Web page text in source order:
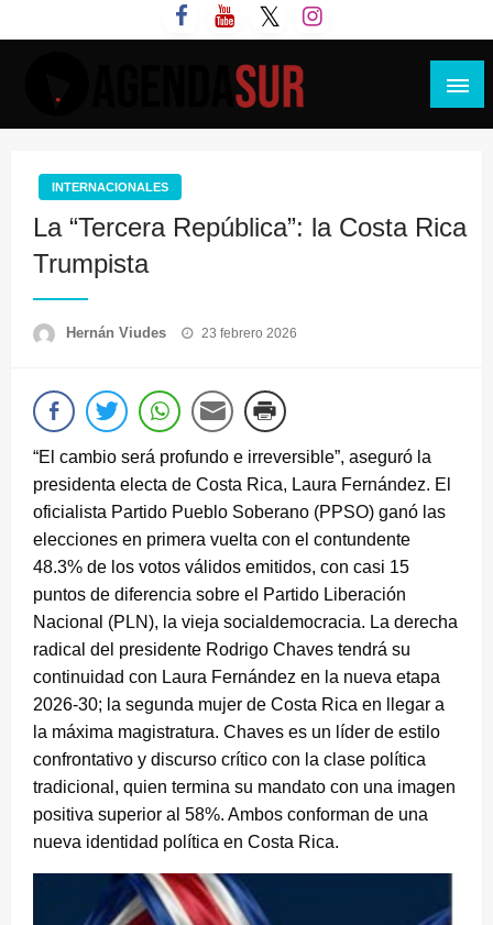
al
INTERNACIONALES
La “Tercera República”: la Costa Rica
Trumpista
Hernán Viudes
Publicado
23 febrero 2026
“El cambio será profundo e irreversible”, aseguró la
presidenta electa de Costa Rica, Laura Fernández. El
oficialista Partido Pueblo Soberano (PPSO) ganó las
elecciones en primera vuelta con el contundente
48.3% de los votos válidos emitidos, con casi 15
puntos de diferencia sobre el Partido Liberación
Nacional (PLN), la vieja socialdemocracia. La derecha
radical del presidente Rodrigo Chaves tendrá su
continuidad con Laura Fernández en la nueva etapa
2026-30; la segunda mujer de Costa Rica en llegar a
la máxima magistratura. Chaves es un líder de estilo
confrontativo y discurso crítico con la clase política
tradicional, quien termina su mandato con una imagen
positiva superior al 58%. Ambos conforman de una
nueva identidad política en Costa Rica.